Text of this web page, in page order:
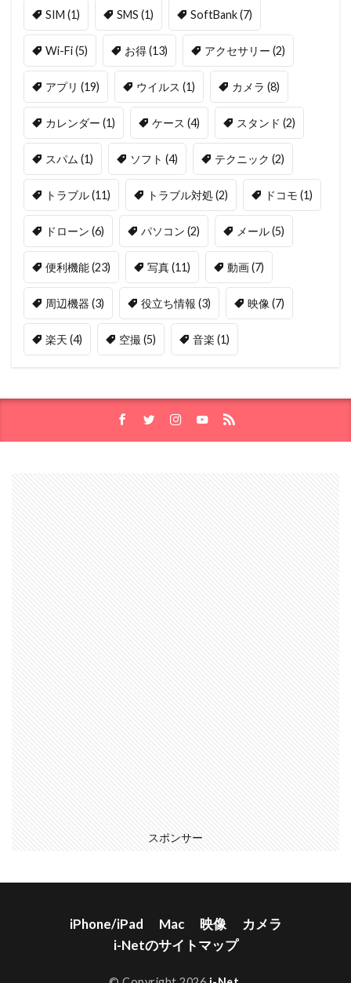
SIM (1) SMS (1) SoftBank(7)
Wi-Fi(5) お得(13) アクセサリー (2)
アプリ (19) ウイルス (1) カメラ (8)
カレンダー (1) ケース (4) スタンド (2)
スパム (1) ソフト (4) テクニック (2)
トラブル(11) トラブル対処(2) ドコモ (1)
ドローン (6) パソコン (2) メール(5)
便利機能(23) 写真(11) 動画(7)
周辺機器 (3) 役立ち情報 (3) 映像 (7)
楽天 (4) 空撮(5) 音楽 (1)
スポンサー
iPhone/iPad Mac 映像
カメラ
i-Netのサイトマップ